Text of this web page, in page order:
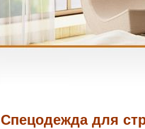
Спецодежда для